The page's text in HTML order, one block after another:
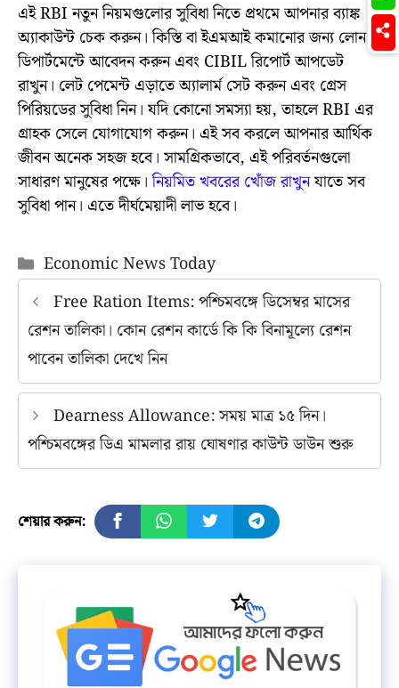
এই RBI নতুন নিয়মগুলোর সুবিধা নিতে প্রথমে আপনার ব্যাঙ্ক
অ্যাকাউন্ট চেক করুন। কিস্তি বা ইএমআই কমানোর জন্য লোন
ডিপার্টমেন্টে আবেদন করুন এবং CIBIL রিপোর্ট আপডেট
রাখুন। লেট পেমেন্ট এড়াতে অ্যালার্ম সেট করুন এবং গ্রেস
পিরিয়ডের সুবিধা নিন। যদি কোনো সমস্যা হয়, তাহলে RBI এর
গ্রাহক সেলে যোগাযোগ করুন। এই সব করলে আপনার আর্থিক
জীবন অনেক সহজ হবে। সামগ্রিকভাবে, এই পরিবর্তনগুলো
সাধারণ মানুষের পক্ষে।নিয়মিত খবরের খোঁজ রাখুনযাতে সব
সুবিধা পান। এতে দীর্ঘমেয়াদী লাভ হবে।
Categories
Economic News Today
Free Ration Items: পশ্চিমবঙ্গে ডিসেম্বর মাসের
রেশন তালিকা। কোন রেশন কার্ডে কি কি বিনামূল্যে রেশন
পাবেন তালিকা দেখে নিন
Dearness Allowance: সময় মাত্র ১৫ দিন।
পশ্চিমবঙ্গের ডিএ মামলার রায় ঘোষণার কাউন্ট ডাউন শুরু
শেয়ার করুন: